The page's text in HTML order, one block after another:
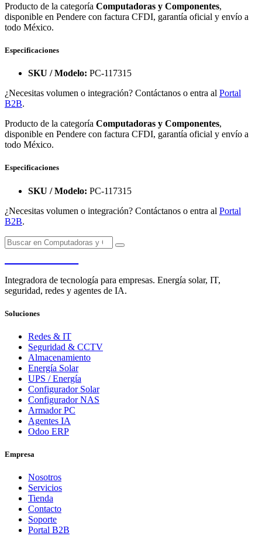
Producto de la categoría Computadoras y Componentes,
disponible en Pendere con factura CFDI, garantía oficial y envío a
todo México.
Especificaciones
SKU / Modelo: PC-117315
¿Necesitas volumen o integración? Contáctanos o entra al Portal
B2B.
Producto de la categoría Computadoras y Componentes,
disponible en Pendere con factura CFDI, garantía oficial y envío a
todo México.
Especificaciones
SKU / Modelo: PC-117315
¿Necesitas volumen o integración? Contáctanos o entra al Portal
B2B.
Integradora de tecnología para empresas. Energía solar, IT,
seguridad, redes y agentes de IA.
Soluciones
Redes & IT
Seguridad & CCTV
Almacenamiento
Energía Solar
UPS / Energía
Configurador Solar
Configurador NAS
Armador PC
Agentes IA
Odoo ERP
Empresa
Nosotros
Servicios
Tienda
Contacto
Soporte
Portal B2B